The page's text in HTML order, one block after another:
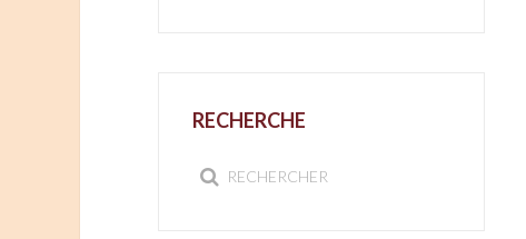
RECHERCHE